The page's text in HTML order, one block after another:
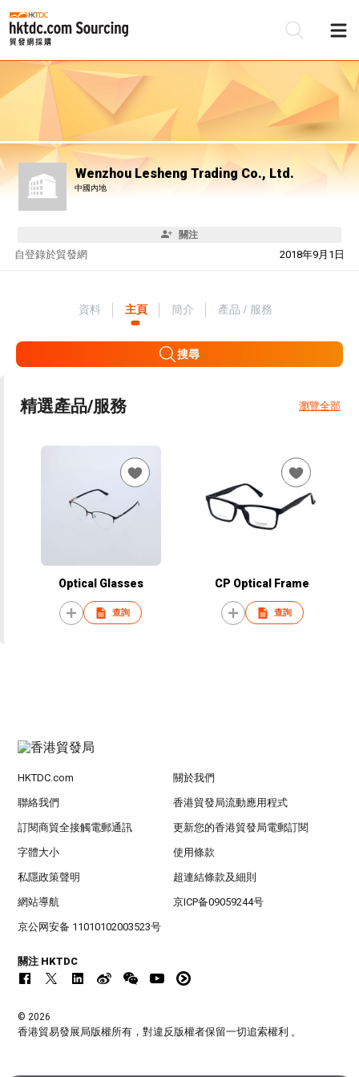
Wenzhou Lesheng Trading Co., Ltd.
中國內地
關注
自 2018年9月1日
登錄於貿發網
資料 主頁 簡介 產品 / 服務
搜尋
精選產品/服務 瀏覽全部
Optical Glasses
查詢
CP Optical Frame
查詢
HKTDC.com 關於我們
聯絡我們 香港貿發局流動應用程式
訂閱商貿全接觸電郵通訊 更新您的香港貿發局電郵訂閱
字體大小 使用條款
私隱政策聲明 超連結條款及細則
網站導航 京ICP备09059244号
京公网安备 11010102003523号
關注 HKTDC
© 2026
香港貿易發展局版權所有，對違反版權者保留一切追索權利 。